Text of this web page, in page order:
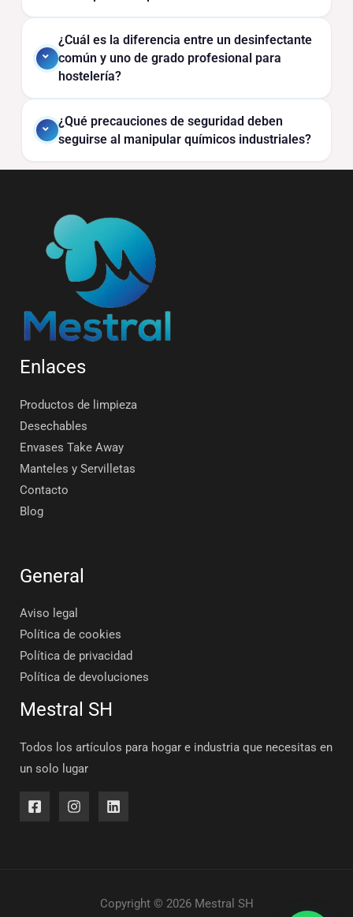
¿Cuál es la diferencia entre un desinfectante
común y uno de grado profesional para
hostelería?
¿Qué precauciones de seguridad deben
seguirse al manipular químicos industriales?
Enlaces
Productos de limpieza
Desechables
Envases Take Away
Manteles y Servilletas
Contacto
Blog
General
Aviso legal
Política de cookies
Política de privacidad
Política de devoluciones
Mestral SH
Todos los artículos para hogar e industria que necesitas en
un solo lugar
Copyright © 2026 Mestral SH